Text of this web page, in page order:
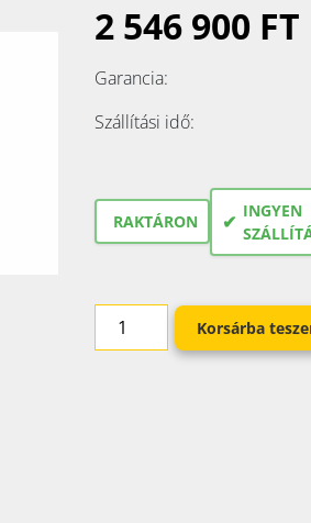
2 546 900 FT
Garancia:
Szállítási idő:
RAKTÁRON ✔ INGYEN
Korsárba